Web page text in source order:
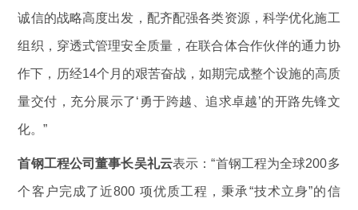
诚信的战略高度出发，配齐配强各类资源，科学优化施工
组织，穿透式管理安全质量，在联合体合作伙伴的通力协
作下，历经14个月的艰苦奋战，如期完成整个设施的高质
量交付，充分展示了‘勇于跨越、追求卓越’的开路先锋文
化。”
首钢工程公司董事长吴礼云表示：“首钢工程为全球200多
个客户完成了近800 项优质工程，秉承“技术立身”的信